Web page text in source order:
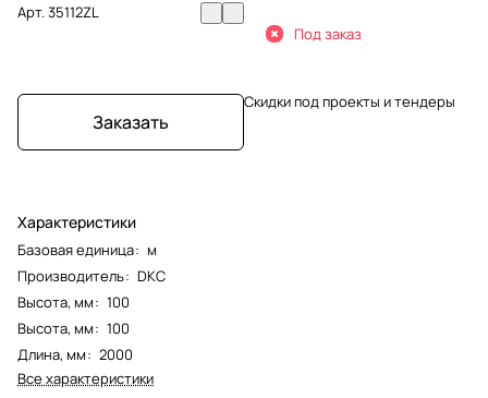
Арт.35112ZL
Заказать
Характеристики
Базовая единица: м
Производитель: DKC
Высота, мм: 100
Высота, мм: 100
Длина, мм: 2000
Все характеристики
Под заказ
Скидки под проекты и тендеры